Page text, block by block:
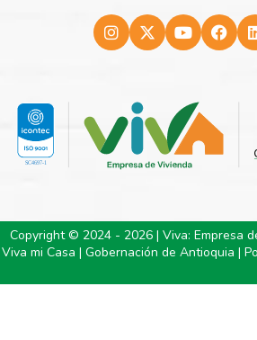
Copyright © 2024 - 2026 | Viva: Empresa
Viva mi Casa | Gobernación de Antioquia |